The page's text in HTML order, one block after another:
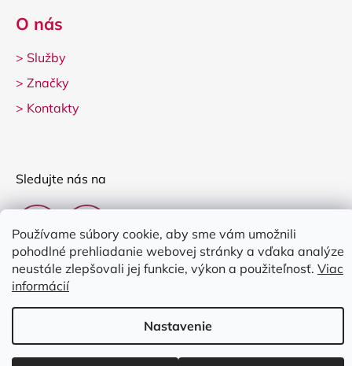
Používame súbory cookie, aby sme vám umožnili
pohodlné prehliadanie webovej stránky a vďaka analýze
neustále zlepšovali jej funkcie, výkon a použiteľnosť. Viac
informácií
Nastavenie
O nás
> Služby
> Značky
> Kontakty
Sledujte nás na
Copyright 2026Clarina Music. Všetky práva vyhradené.Upraviť
nastavenie cookies